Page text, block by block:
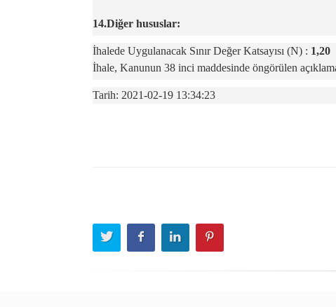
14.Diğer hususlar:
İhalede Uygulanacak Sınır Değer Katsayısı (N) : 1,20
İhale, Kanunun 38 inci maddesinde öngörülen
Tarih: 2021-02-19 13:34:23